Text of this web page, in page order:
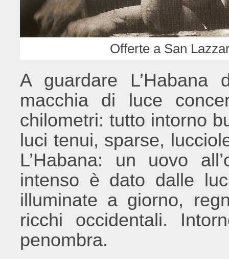
Offerte a San
A guardare L’Habana
macchia di luce
chilometri: tutto intorno
luci tenui, sparse,
L’Habana: un uovo
intenso è dato dalle
illuminate a giorno,
ricchi occidentali.
penombra.